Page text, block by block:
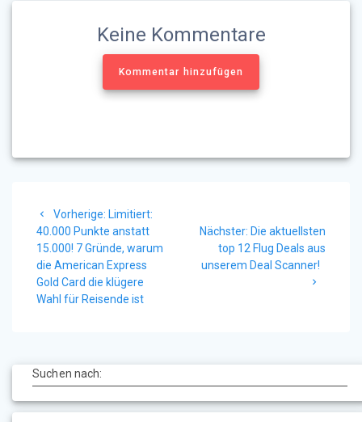
Keine Kommentare
Kommentar hinzufügen
Vorherige: Vorheriger
Beitrag:
Limitiert:
40.000 Punkte anstatt
15.000! 7 Gründe, warum
die American Express
Gold Card die klügere
Wahl für Reisende ist
Nächster: Nächster
Beitrag:
Die aktuellsten
top 12 Flug Deals aus
unserem Deal Scanner!
Suchen nach: